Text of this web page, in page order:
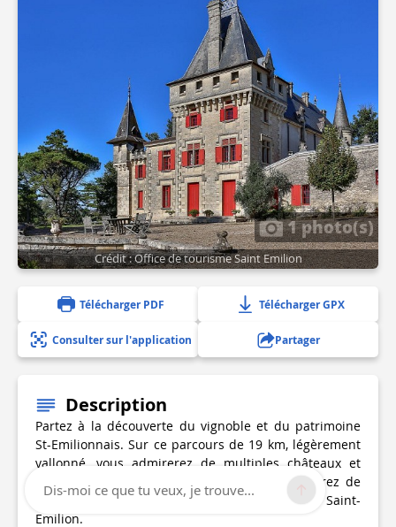
1 photo(s)
Crédit : Office de tourisme Saint Emilion
Télécharger PDF Télécharger GPX
Consulter sur l'application Partager
Description
Partez à la découverte du vignoble et du patrimoine
St-Emilionnais. Sur ce parcours de 19 km, légèrement
vallonné, vous admirerez de multiples châteaux et
églises à l’architecture remarquable et profiterez de
beaux points de vue sur la Juridiction de Saint-
Emilion.
Dis-moi ce que tu veux, je trouve...